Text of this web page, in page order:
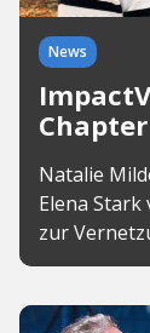
News
Chapter
Natalie
Elena
zur